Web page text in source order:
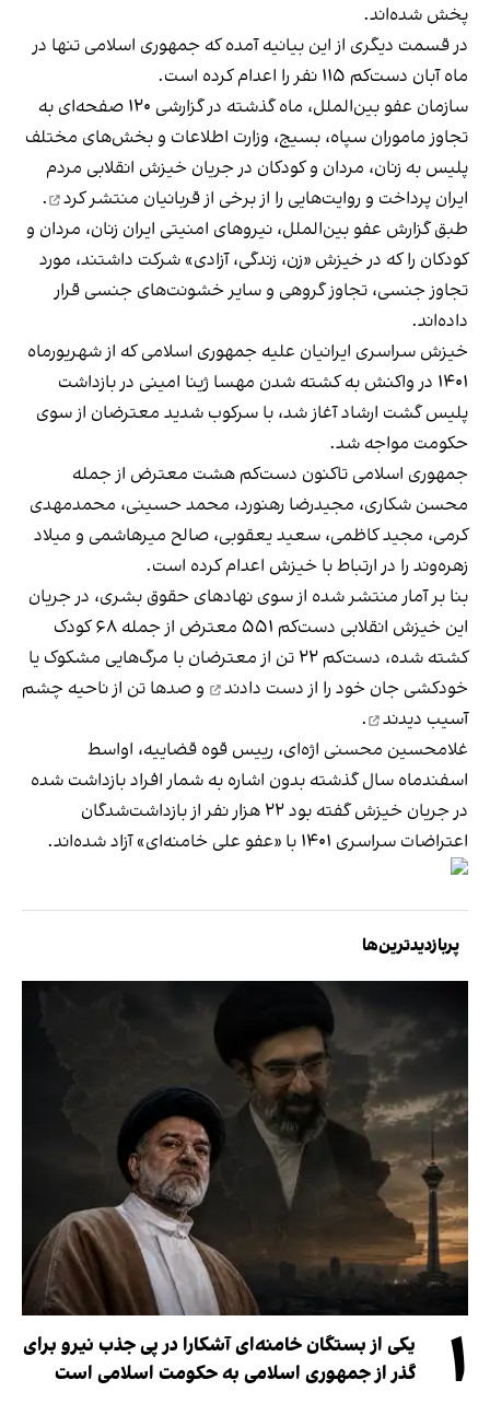
پخش شده‌اند.
در قسمت دیگری از این بیانیه آمده که جمهوری اسلامی تنها در
ماه آبان دست‌کم ۱۱۵ نفر را اعدام کرده است.
سازمان عفو بین‌الملل، ماه گذشته در گزارشی ۱۲۰ صفحه‌ای به
تجاوز ماموران سپاه، بسیج، وزارت اطلاعات و بخش‌های مختلف
پلیس به زنان، مردان و کودکان در جریان خیزش انقلابی مردم
ایران پرداخت و روایت‌هایی را از برخی از قربانیان منتشر کرد
.
طبق گزارش عفو بین‌الملل، نیروهای امنیتی ایران زنان، مردان و
کودکان را که در خیزش «زن، زندگی، آزادی» شرکت داشتند، مورد
تجاوز جنسی، تجاوز گروهی و سایر خشونت‌های جنسی قرار
داده‌اند.
خیزش سراسری ایرانیان علیه جمهوری اسلامی که از شهریورماه
۱۴۰۱ در واکنش به کشته شدن مهسا ژینا امینی در بازداشت
پلیس گشت ارشاد آغاز شد، با سرکوب شدید معترضان از سوی
حکومت مواجه شد.
جمهوری اسلامی تاکنون دست‌کم هشت معترض از جمله
محسن شکاری، مجیدرضا رهنورد، محمد حسینی، محمدمهدی
کرمی، مجید کاظمی، سعید یعقوبی، صالح میرهاشمی و میلاد
زهره‌وند را در ارتباط با خیزش اعدام کرده است.
بنا بر آمار منتشر شده از سوی نهادهای حقوق بشری، در جریان
این خیزش انقلابی دست‌کم ۵۵۱ معترض از جمله ۶۸ کودک
کشته شده، دست‌کم ۲۲ تن از معترضان با مرگ‌هایی مشکوک یا
خودکشی جان خود را از دست دادند
و صدها تن از ناحیه چشم
آسیب دیدند
.
غلامحسین محسنی اژه‌ای، رییس قوه قضاییه، اواسط
اسفندماه سال گذشته بدون اشاره به شمار افراد بازداشت شده
در جریان خیزش گفته بود ۲۲ هزار نفر از بازداشت‌شدگان
اعتراضات سراسری ۱۴۰۱ با «عفو علی خامنه‌ای» آزاد شده‌اند.
پربازدیدترین‌ها
۱
یکی از بستگان خامنه‌ای آشکارا در پی جذب نیرو برای
گذر از جمهوری اسلامی به حکومت اسلامی است